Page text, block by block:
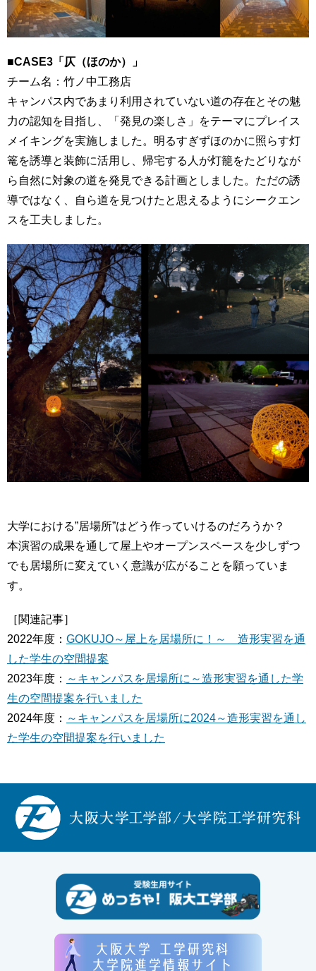
■CASE3「仄（ほのか）」
チーム名：竹ノ中工務店
キャンパス内であまり利用されていない道の存在とその魅
力の認知を目指し、「発見の楽しさ」をテーマにプレイス
メイキングを実施しました。明るすぎずほのかに照らす灯
篭を誘導と装飾に活用し、帰宅する人が灯籠をたどりなが
ら自然に対象の道を発見できる計画としました。ただの誘
導ではなく、自ら道を見つけたと思えるようにシークエン
スを工夫しました。
大学における”居場所”はどう作っていけるのだろうか？
本演習の成果を通して屋上やオープンスペースを少しずつ
でも居場所に変えていく意識が広がることを願っていま
す。
［関連記事］
2022年度： GOKUJO～屋上を居場所に！～ 造形実習を通
した学生の空間提案
2023年度： ～キャンパスを居場所に～造形実習を通した学
生の空間提案を行いました
2024年度： ～キャンパスを居場所に2024～造形実習を通し
た学生の空間提案を行いました